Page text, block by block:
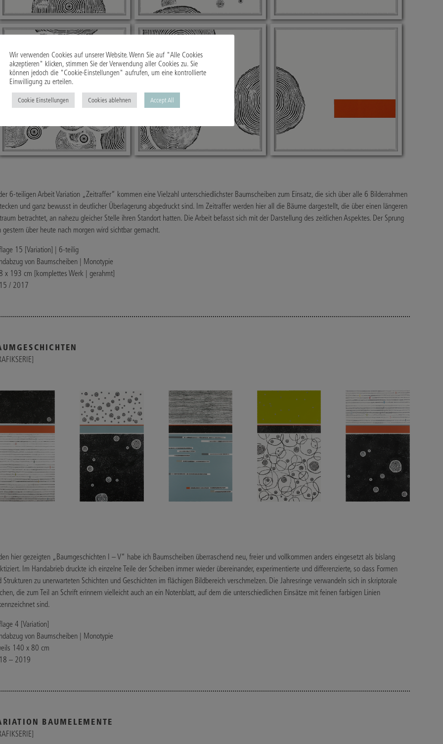
6-teiligen Arbeit Variation „Zeitraffer“ kommen eine Vielzahl unterschiedlichster Baumscheiben zum Einsatz, die sich über alle 6 Bilderrahmen
und ganz bewusst in deutlicher Überlagerung abgedruckt sind. Im Zeitraffer werden hier all die Bäume dargestellt, die über einen längeren
betrachtet, an nahezu gleicher Stelle ihren Standort hatten. Die Arbeit befasst sich mit der Darstellung des zeitlichen Aspektes. Der Sprung
gestern über heute nach morgen wird sichtbar gemacht.
15 [Variation] | 6-teilig
von Baumscheiben | Monotypie
x 193 cm [komplettes Werk | gerahmt]
/ 2017
hier gezeigten „Baumgeschichten I – V“ habe ich Baumscheiben überraschend neu, freier und vollkommen anders eingesetzt als bislang
Im Handabrieb druckte ich einzelne Teile der Scheiben immer wieder übereinander, experimentierte und differenzierte, so dass Formen
Strukturen zu unerwarteten Schichten und Geschichten im flächigen Bildbereich verschmelzen. Die Jahresringe verwandeln sich in skriptorale
die zum Teil an Schrift erinnern vielleicht auch an ein Notenblatt, auf dem die unterschiedlichen Einsätze mit feinen farbigen Linien
sind.
4 [Variation]
von Baumscheiben | Monotypie
140 x 80 cm
– 2019
BAUMELEMENTE
Wir verwenden Cookies auf unserer Website. Wenn Sie auf "Alle Cookies
akzeptieren" klicken, stimmen Sie der Verwendung aller Cookies zu. Sie
können jedoch die "Cookie-Einstellungen" aufrufen, um eine kontrollierte
Einwilligung zu erteilen.
Cookie Einstellungen Cookies ablehnen Accept All